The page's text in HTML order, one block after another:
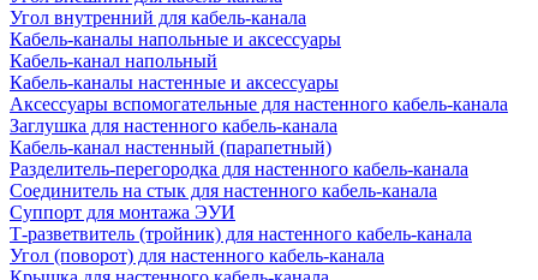
Угол внутренний для кабель-канала
Кабель-каналы напольные и аксессуары
Кабель-канал напольный
Кабель-каналы настенные и аксессуары
Аксессуары вспомогательные для настенного кабель-канала
Заглушка для настенного кабель-канала
Кабель-канал настенный (парапетный)
Разделитель-перегородка для настенного кабель-канала
Соединитель на стык для настенного кабель-канала
Суппорт для монтажа ЭУИ
Т-разветвитель (тройник) для настенного кабель-канала
Угол (поворот) для настенного кабель-канала